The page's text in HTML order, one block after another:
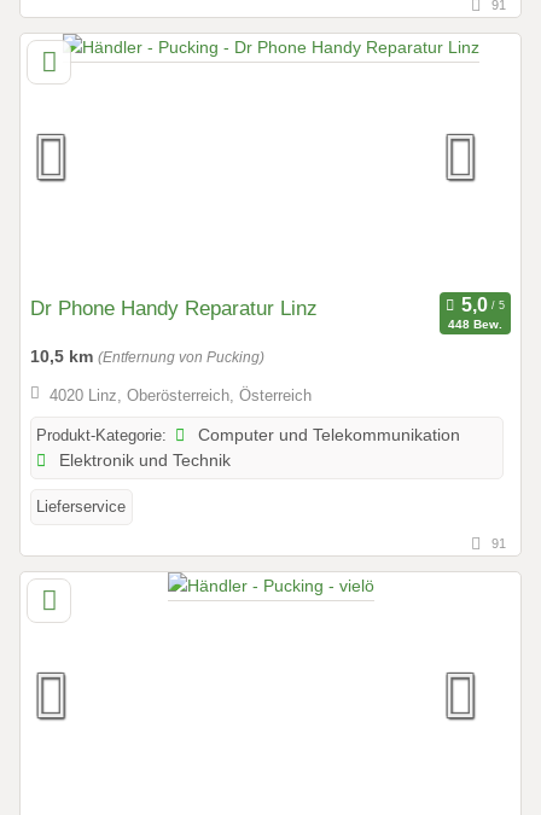
91
Dr Phone Handy Reparatur Linz
448 Bew.
10,5 km (Entfernung von Pucking)
4020 Linz, Oberösterreich, Österreich
Produkt-Kategorie:
Computer und Telekommunikation
Elektronik und Technik
Lieferservice
91